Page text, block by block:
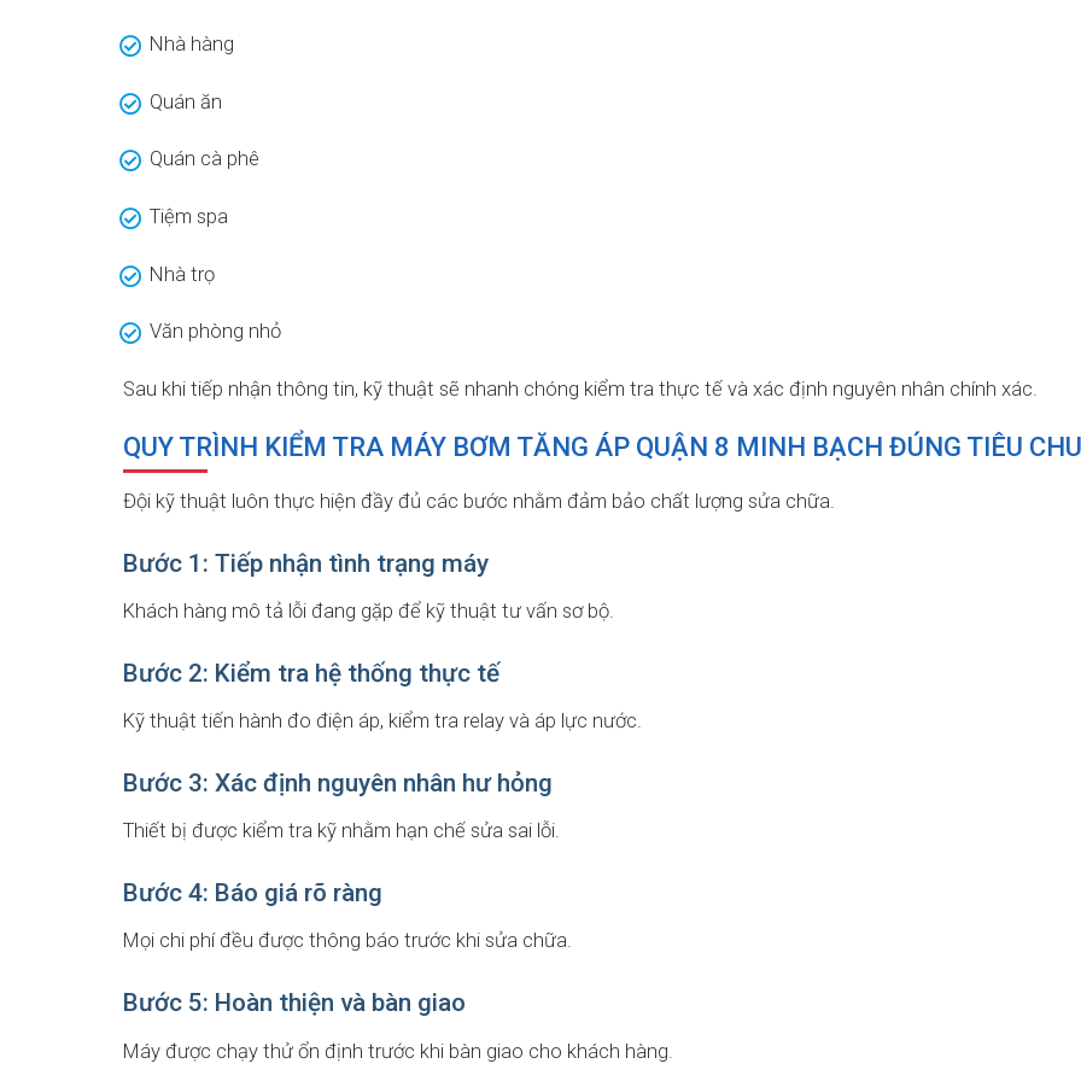
Nhà hàng
Quán ăn
Quán cà phê
Tiệm spa
Nhà trọ
Văn phòng nhỏ
Sau khi tiếp nhận thông tin, kỹ thuật sẽ nhanh chóng kiểm tra thực tế và xác định nguyên nhân chính xác.
QUY TRÌNH KIỂM TRA MÁY BƠM TĂNG ÁP QUẬN 8 MINH BẠCH ĐÚNG TIÊU
Đội kỹ thuật luôn thực hiện đầy đủ các bước nhằm đảm bảo chất lượng sửa chữa.
Bước 1: Tiếp nhận tình trạng máy
Khách hàng mô tả lỗi đang gặp để kỹ thuật tư vấn sơ bộ.
Bước 2: Kiểm tra hệ thống thực tế
Kỹ thuật tiến hành đo điện áp, kiểm tra relay và áp lực nước.
Bước 3: Xác định nguyên nhân hư hỏng
Thiết bị được kiểm tra kỹ nhằm hạn chế sửa sai lỗi.
Bước 4: Báo giá rõ ràng
Mọi chi phí đều được thông báo trước khi sửa chữa.
Bước 5: Hoàn thiện và bàn giao
Máy được chạy thử ổn định trước khi bàn giao cho khách hàng.